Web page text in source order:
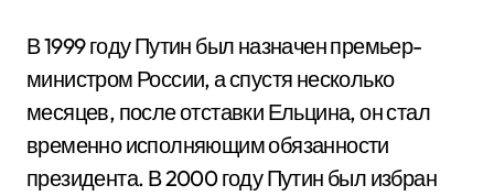
В 1999 году Путин был назначен премьер-
министром России, а спустя несколько
месяцев, после отставки Ельцина, он стал
временно исполняющим обязанности
президента. В 2000 году Путин был избран